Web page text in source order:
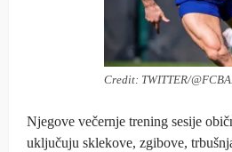
Credit: TWITTER/
Njegove večernje trening sesije
uključuju sklekove, zgibove,